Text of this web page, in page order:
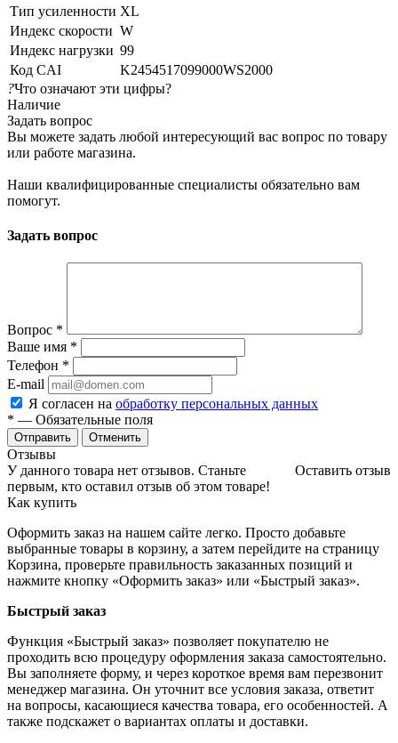
Тип усиленности XL
Индекс скорости W
Индекс нагрузки 99
Код CAI
K2454517099000WS2000
?Что означают эти цифры?
Наличие
Задать вопрос
Вы можете задать любой интересующий вас вопрос по товару
или работе магазина.
Наши квалифицированные специалисты обязательно вам
помогут.
Задать вопрос
Вопрос *
Ваше имя *
Телефон *
E-mail
Я согласен на обработку персональных данных
* — Обязательные поля
Отменить
Отзывы
Оставить отзыв
У данного товара нет отзывов. Станьте
первым, кто оставил отзыв об этом товаре!
Как купить
Оформить заказ на нашем сайте легко. Просто добавьте
выбранные товары в корзину, а затем перейдите на страницу
Корзина, проверьте правильность заказанных позиций и
нажмите кнопку «Оформить заказ» или «Быстрый заказ».
Быстрый заказ
Функция «Быстрый заказ» позволяет покупателю не
проходить всю процедуру оформления заказа самостоятельно.
Вы заполняете форму, и через короткое время вам перезвонит
менеджер магазина. Он уточнит все условия заказа, ответит
на вопросы, касающиеся качества товара, его особенностей. А
также подскажет о вариантах оплаты и доставки.